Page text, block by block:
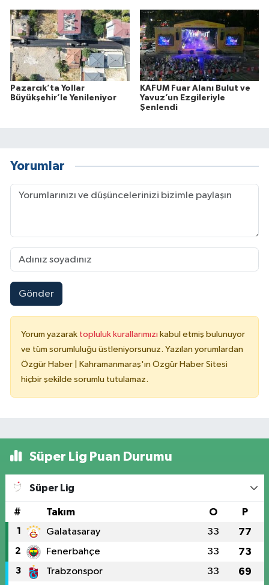
Pazarcık’ta Yollar
Büyükşehir’le Yenileniyor
KAFUM Fuar Alanı Bulut ve
Yavuz’un Ezgileriyle
Şenlendi
Yorumlar
Gönder
Yorum yazarak topluluk kurallarımızı kabul etmiş bulunuyor
ve tüm sorumluluğu üstleniyorsunuz. Yazılan yorumlardan
Özgür Haber | Kahramanmaraş'ın Özgür Haber Sitesi
hiçbir şekilde sorumlu tutulamaz.
Süper Lig Puan Durumu
Süper Lig
# Takım O P
1 Galatasaray 33 77
2 Fenerbahçe 33 73
3 Trabzonspor 33 69